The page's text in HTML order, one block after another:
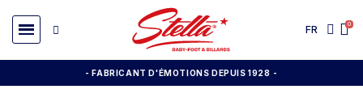
FR
- FABRICANT D'ÉMOTIONS DEPUIS 1928 -